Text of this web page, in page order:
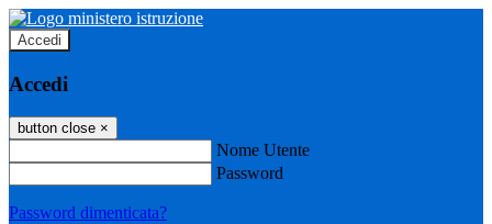
Accedi
Accedi
button close ×
Nome Utente
Password
Password dimenticata?